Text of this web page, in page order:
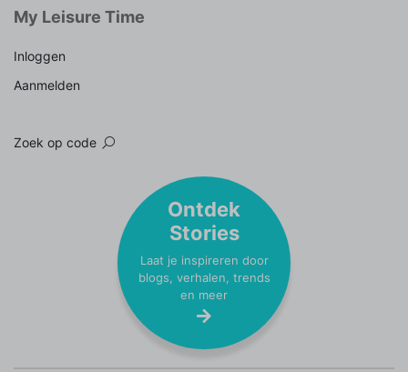
My Leisure Time
Inloggen
Aanmelden
Zoek op code
Ontdek
Stories
Laat je inspireren door
blogs, verhalen, trends
en meer